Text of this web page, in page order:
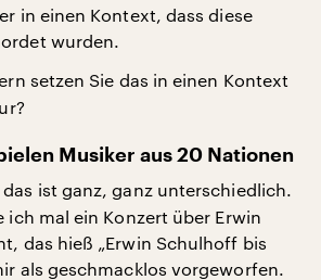
in einen Kontext, dass diese
wurden.
setzen Sie das in einen Kontext
Musiker aus 20 Nationen
das ist ganz, ganz unterschiedlich.
ich mal ein Konzert über Erwin
das hieß „Erwin Schulhoff bis
als geschmacklos vorgeworfen.